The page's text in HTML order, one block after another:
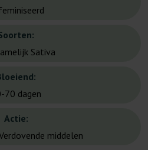
Sativa
70 dagen
Actie:
middelen